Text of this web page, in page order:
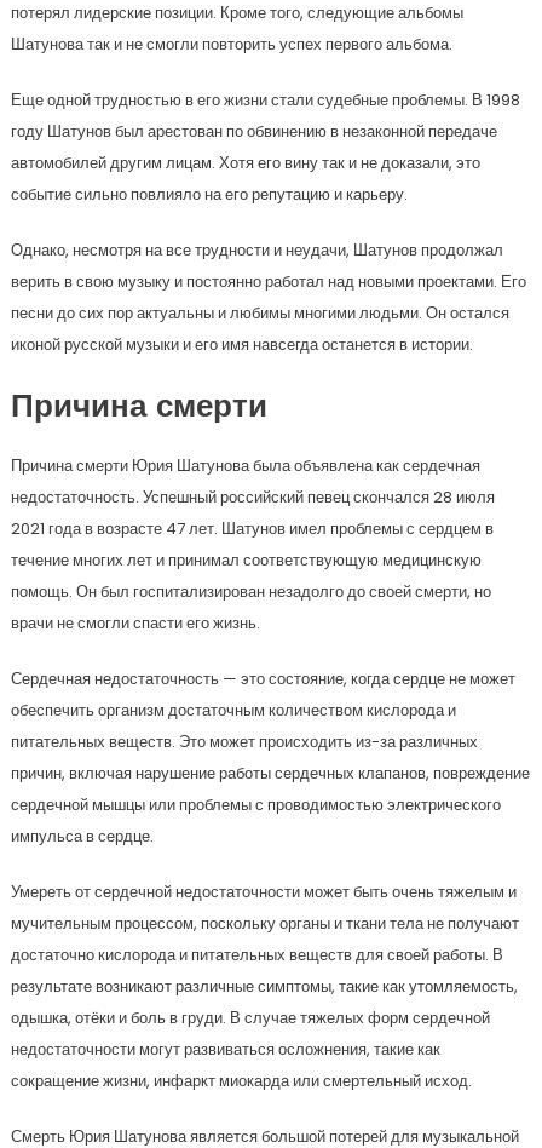
потерял лидерские позиции. Кроме того, следующие альбомы
Шатунова так и не смогли повторить успех первого альбома.
Еще одной трудностью в его жизни стали судебные проблемы. В 1998
году Шатунов был арестован по обвинению в незаконной передаче
автомобилей другим лицам. Хотя его вину так и не доказали, это
событие сильно повлияло на его репутацию и карьеру.
Однако, несмотря на все трудности и неудачи, Шатунов продолжал
верить в свою музыку и постоянно работал над новыми проектами. Его
песни до сих пор актуальны и любимы многими людьми. Он остался
иконой русской музыки и его имя навсегда останется в истории.
Причина смерти
Причина смерти Юрия Шатунова была объявлена как сердечная
недостаточность. Успешный российский певец скончался 28 июля
2021 года в возрасте 47 лет. Шатунов имел проблемы с сердцем в
течение многих лет и принимал соответствующую медицинскую
помощь. Он был госпитализирован незадолго до своей смерти, но
врачи не смогли спасти его жизнь.
Сердечная недостаточность — это состояние, когда сердце не может
обеспечить организм достаточным количеством кислорода и
питательных веществ. Это может происходить из-за различных
причин, включая нарушение работы сердечных клапанов, повреждение
сердечной мышцы или проблемы с проводимостью электрического
импульса в сердце.
Умереть от сердечной недостаточности может быть очень тяжелым и
мучительным процессом, поскольку органы и ткани тела не получают
достаточно кислорода и питательных веществ для своей работы. В
результате возникают различные симптомы, такие как утомляемость,
одышка, отёки и боль в груди. В случае тяжелых форм сердечной
недостаточности могут развиваться осложнения, такие как
сокращение жизни, инфаркт миокарда или смертельный исход.
Смерть Юрия Шатунова является большой потерей для музыкальной